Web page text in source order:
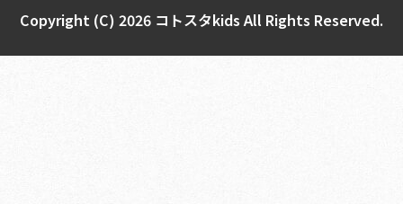
Copyright (C) 2026 コトスタkids All Rights Reserved.